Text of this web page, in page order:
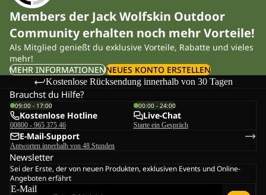
Members der Jack Wolfskin Outdoor
Community erhalten noch mehr Vorteile!
Als Mitglied genießt du exklusive Vorteile, Rabatte und vieles
mehr!
MEHR INFORMATIONENNEUES KONTO ERSTELLEN
Kostenlose Rücksendung innerhalb von 30 Tagen
Brauchst du Hilfe?
09:00 - 17:00
Kostenlose Hotline
00800 - 965 375 46
00:00 - 24:00
Live-Chat
Starte ein Gespräch
E-Mail-Support
Antworten innerhalb von 48 Stunden
Newsletter
Sei der Erste, der von neuen Produkten, exklusiven Events und Online-
Angeboten erfährt
E-Mail